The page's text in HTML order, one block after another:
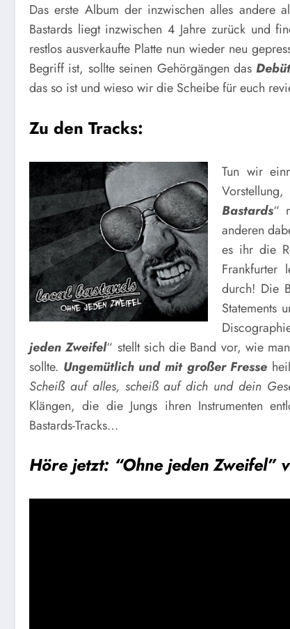
Das erste Album der inzwischen alles andere
Bastards liegt inzwischen 4 Jahre zurück und
restlos ausverkaufte Platte nun wieder neu
Begriff ist, sollte seinen Gehörgängen das
das so ist und wieso wir die Scheibe für euch
Zu den Tracks:
Tun wir
Bastards“
anderen
es ihr die
Frankfurter
durch! Die
Statements
jeden Zweifel“ stellt sich die Band vor, wie
sollte. Ungemütlich und mit großer Fresse
Scheiß auf alles, scheiß auf dich und dein
Klängen, die die Jungs ihren Instrumenten
Bastards-Tracks…
Höre jetzt: “Ohne jeden Zweifel”